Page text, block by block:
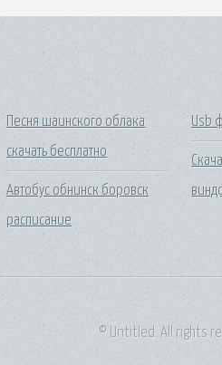
Песня шаинского облака
скачать бесплатно
Автобус обнинск боровск
расписание
Usb
© Untitled. All rights